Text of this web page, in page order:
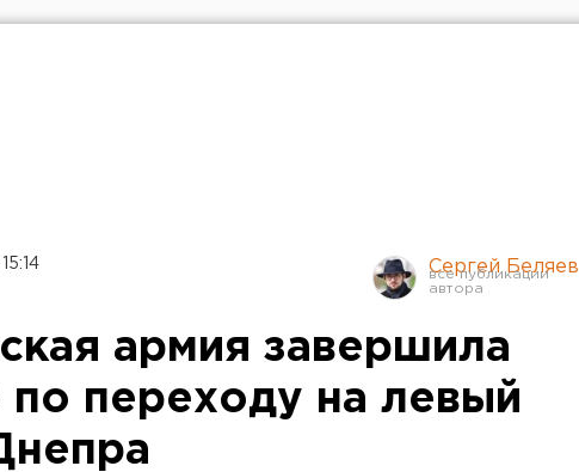
Сергей Беляев
армия завершила
по переходу на левый